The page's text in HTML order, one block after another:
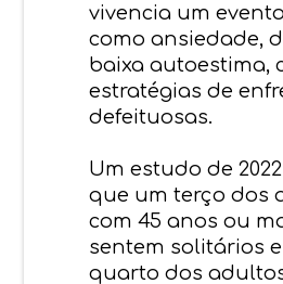
vivencia um
como ansiedade,
baixa autoestima,
estratégias de
defeituosas.
Um estudo de
que um terço dos
com 45 anos ou
sentem solitários
quarto dos